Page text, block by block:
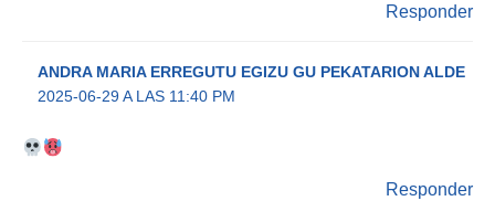
Responder
ANDRA MARIA ERREGUTU EGIZU GU PEKATARION ALDE
2025-06-29 A LAS 11:40 PM
Responder